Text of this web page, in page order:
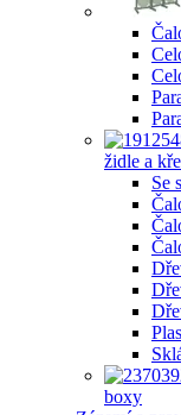
židle a
Se
boxy